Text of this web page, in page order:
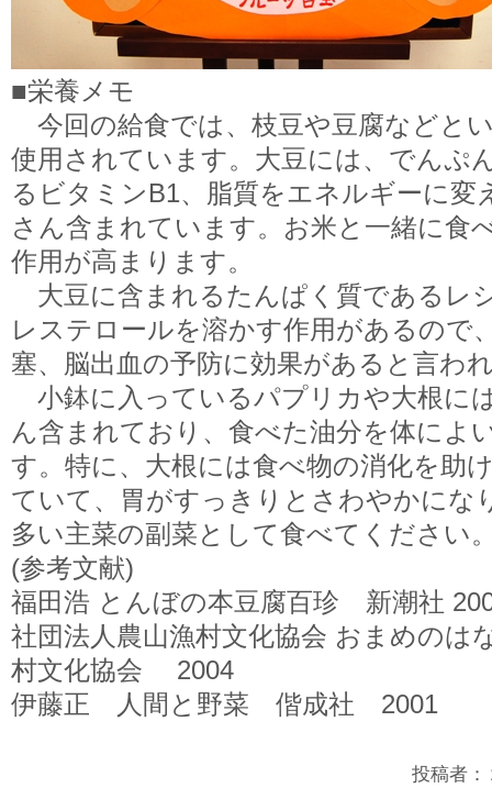
■栄養メモ
今回の給食では、枝豆や豆腐などと
使用されています。大豆には、でんぷ
るビタミンB1、脂質をエネルギーに変
さん含まれています。お米と一緒に食
作用が高まります。
大豆に含まれるたんぱく質であるレ
レステロールを溶かす作用があるので
塞、脳出血の予防に効果があると言わ
小鉢に入っているパプリカや大根に
ん含まれており、食べた油分を体によ
す。特に、大根には食べ物の消化を助
ていて、胃がすっきりとさわやかにな
多い主菜の副菜として食べてください
(参考文献)
福田浩 とんぼの本豆腐百珍 新潮社
社団法人農山漁村文化協会 おまめの
村文化協会 2004
伊藤正 人間と野菜 偕成社 2001
投稿者